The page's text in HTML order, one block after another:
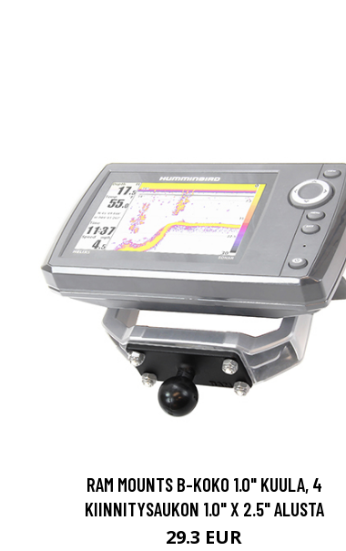
RAM MOUNTS B-KOKO 1.0" KUULA, 4
KIINNITYSAUKON 1.0" X 2.5" ALUSTA
29.3 EUR